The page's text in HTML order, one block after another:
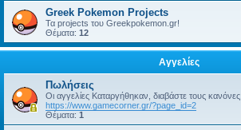
Greek Pokemon Projects
Τα projects του Greekpokemon.gr!
Θέματα: 12
Αγγελίες
Πωλήσεις
Οι αγγελίες Καταργήθηκαν, διαβάστε τους κανόνες.
https://www.gamecorner.gr/?page_id=2
Θέματα: 1